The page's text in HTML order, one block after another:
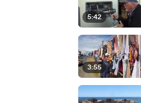
5:42
3:55